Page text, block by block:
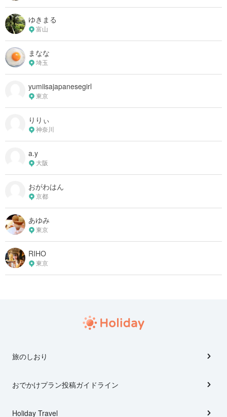
ゆきまる
富山
まなな
埼玉
yumiisajapanesegirl
東京
りりぃ
神奈川
a.y
大阪
おがわはん
京都
あゆみ
東京
RIHO
東京
旅のしおり
おでかけプラン投稿ガイドライン
Holiday Travel